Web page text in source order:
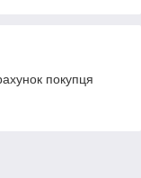
покупця